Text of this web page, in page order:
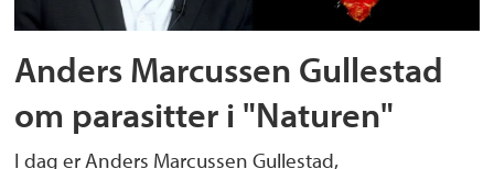
Anders Marcussen Gullestad
om parasitter i "Naturen"
I dag er Anders Marcussen Gullestad,